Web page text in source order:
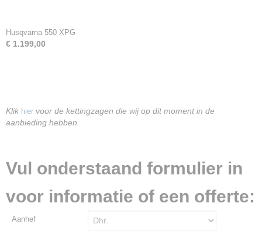
Husqvarna 550 XPG
€ 1.199,00
Klik hier voor de kettingzagen die wij op dit moment in de
aanbieding hebben.
Vul onderstaand formulier in
voor informatie of een offerte:
Aanhef